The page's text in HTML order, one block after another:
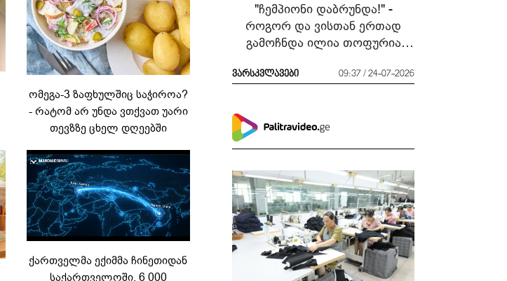
ომეგა-3 ზაფხულშიც საჭიროა?
- რატომ არ უნდა ვთქვათ უარი
თევზზე ცხელ დღეებში
ქართველმა ექიმმა ჩინეთიდან
საქართველოში, 6 000
"ჩემპიონი დაბრუნდა!" -
როგორ და ვისთან ერთად
გამოჩნდა ილია თოფურია
ვარსკვლავები 09:37 / 24-07-2026